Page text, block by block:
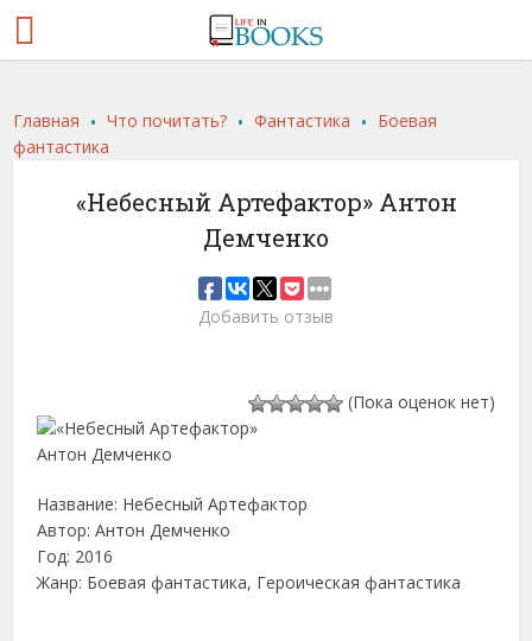
Главная .Что почитать? .Фантастика . Боевая
фантастика
«Небесный Артефактор» Антон
Демченко
Добавить отзыв
(Пока оценок нет)
Название: Небесный Артефактор
Автор: Антон Демченко
Год: 2016
Жанр: Боевая фантастика, Героическая фантастика